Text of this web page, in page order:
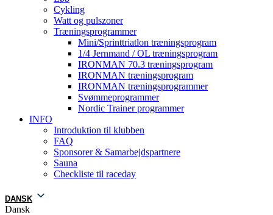
Cykling
Watt og pulszoner
Træningsprogrammer
Mini/Sprinttriatlon træningsprogram
1/4 Jernmand / OL træningsprogram
IRONMAN 70.3 træningsprogram
IRONMAN træningsprogram
IRONMAN træningsprogrammer
Svømmeprogrammer
Nordic Trainer programmer
INFO
Introduktion til klubben
FAQ
Sponsorer & Samarbejdspartnere
Sauna
Checkliste til raceday
DANSK
Dansk